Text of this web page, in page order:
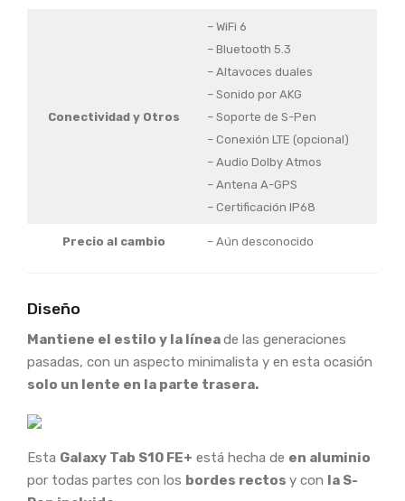
Conectividad y Otros
– WiFi 6
– Bluetooth 5.3
– Altavoces duales
– Sonido por AKG
– Soporte de S-Pen
– Conexión LTE (opcional)
– Audio Dolby Atmos
– Antena A-GPS
– Certificación IP68
Precio al cambio – Aún desconocido
Diseño
Mantiene el estilo y la líneade las generaciones
pasadas, con un aspecto minimalista y en esta ocasión
solo un lente en la parte trasera.
Esta Galaxy Tab S10 FE+ está hecha de en aluminio
por todas partes con los bordes rectos y con la S-